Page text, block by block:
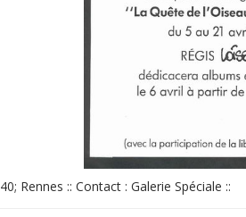
Rennes :: Contact : Galerie Spéciale ::